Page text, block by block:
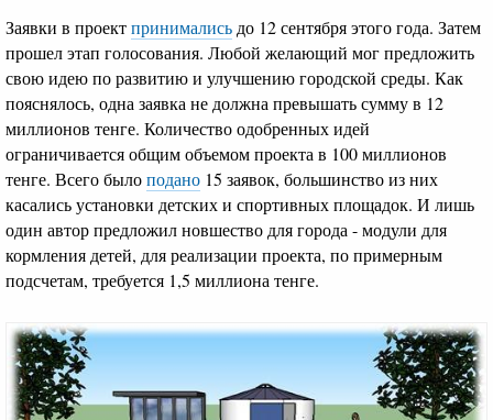
Заявки в проектпринимались до 12 сентября этого года. Затем
прошел этап голосования. Любой желающий мог предложить
свою идею по развитию и улучшению городской среды. Как
пояснялось, одна заявка не должна превышать сумму в 12
миллионов тенге. Количество одобренных идей
ограничивается общим объемом проекта в 100 миллионов
тенге. Всего былоподано 15 заявок, большинство из них
касались установки детских и спортивных площадок. И лишь
один автор предложил новшество для города - модули для
кормления детей, для реализации проекта, по примерным
подсчетам, требуется 1,5 миллиона тенге.